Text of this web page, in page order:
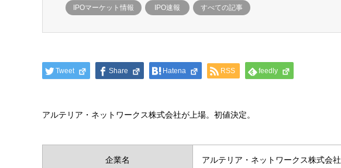
IPOマーケット情報 IPO速報 すべての記事
Tweet Share Hatena RSS feedly
アルテリア・ネットワークス株式会社が上場。初値決定。
企業名 アルテリア・ネットワークス株式会社